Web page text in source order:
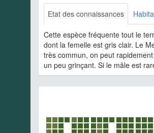
Etat des connaissances
Cette espèce fréquente tout le
dont la femelle est gris clair. Le
très commun, on peut
un peu grinçant. Si le mâle est